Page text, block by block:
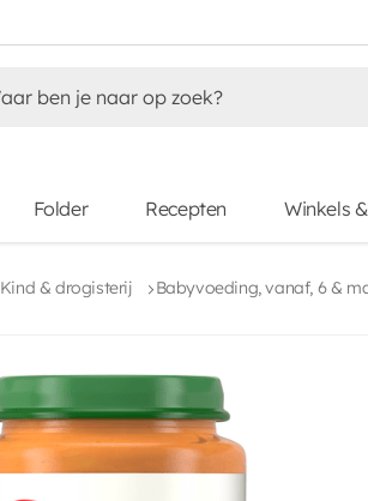
Folder Recepten Winkels
Kind & drogisterij Babyvoeding, vanaf, 6 &